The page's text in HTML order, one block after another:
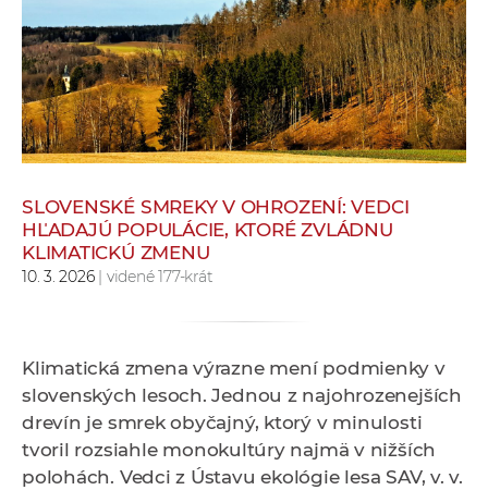
e
v
p
r
a
c
v
c
h
a
p
r
SLOVENSKÉ SMREKY V OHROZENÍ: VEDCI
HĽADAJÚ POPULÁCIE, KTORÉ ZVLÁDNU
KLIMATICKÚ ZMENU
10. 3. 2026| videné 177-krát
Klimatická zmena výrazne mení podmienky v
slovenských lesoch. Jednou z najohrozenejších
drevín je smrek obyčajný, ktorý v minulosti
tvoril rozsiahle monokultúry najmä v nižších
polohách. Vedci z Ústavu ekológie lesa SAV, v. v.